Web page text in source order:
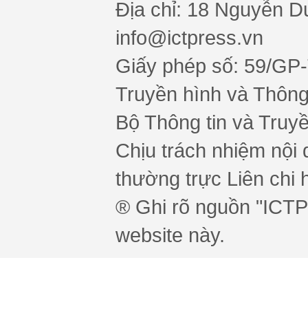
Địa chỉ: 18 Nguyễn
info@ictpress.vn
Giấy phép số: 59/
Truyền hình và
Bộ Thông tin và
Chịu trách nhiệm nội
thường trực Liên chi
® Ghi rõ nguồn
website này.